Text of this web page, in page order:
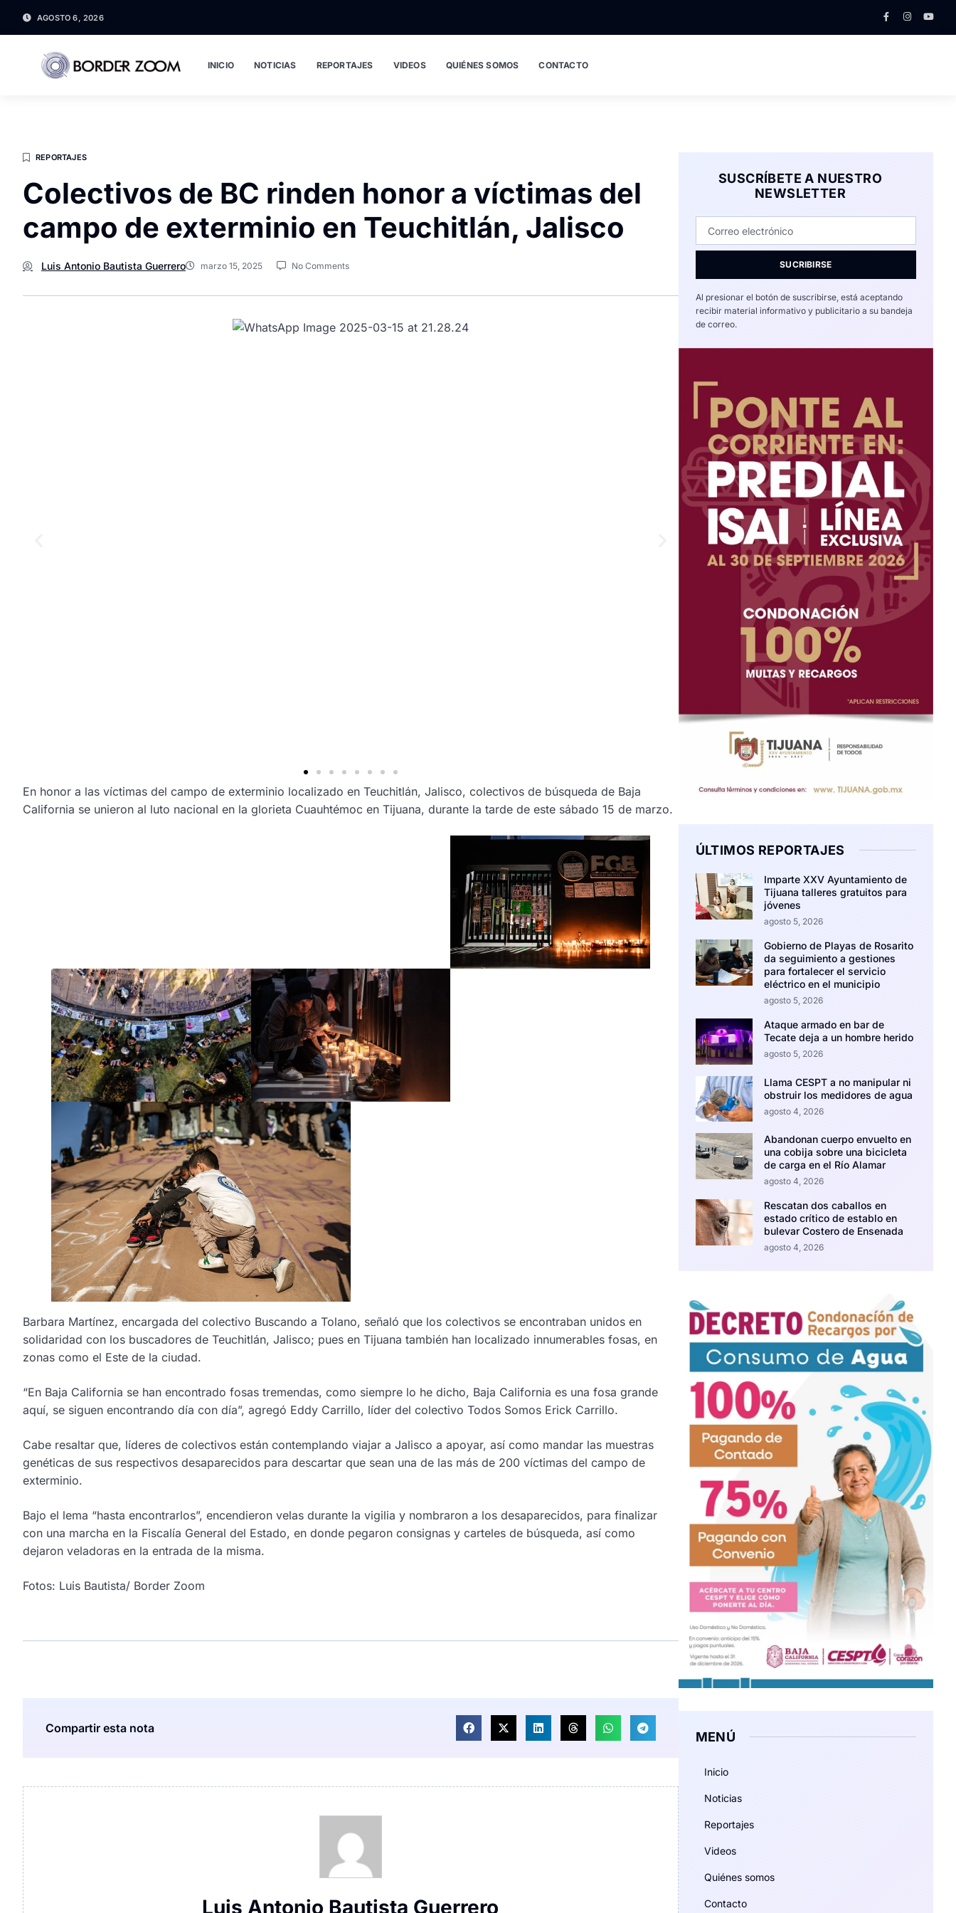
AGOSTO 6, 2026
INICIO NOTICIAS REPORTAJES VIDEOS QUIÉNES SOMOS CONTACTO
REPORTAJES
Colectivos de BC rinden honor a víctimas del
campo de exterminio en Teuchitlán, Jalisco
Luis Antonio Bautista Guerrero marzo 15, 2025 No Comments
En honor a las víctimas del campo de exterminio localizado en Teuchitlán, Jalisco, colectivos de búsqueda de Baja
California se unieron al luto nacional en la glorieta Cuauhtémoc en Tijuana, durante la tarde de este sábado 15 de marzo.
Barbara Martínez, encargada del colectivo Buscando a Tolano, señaló que los colectivos se encontraban unidos en
solidaridad con los buscadores de Teuchitlán, Jalisco; pues en Tijuana también han localizado innumerables fosas, en
zonas como el Este de la ciudad.
“En Baja California se han encontrado fosas tremendas, como siempre lo he dicho, Baja California es una fosa grande
aquí, se siguen encontrando día con día”, agregó Eddy Carrillo, líder del colectivo Todos Somos Erick Carrillo.
Cabe resaltar que, líderes de colectivos están contemplando viajar a Jalisco a apoyar, así como mandar las muestras
genéticas de sus respectivos desaparecidos para descartar que sean una de las más de 200 víctimas del campo de
exterminio.
Bajo el lema “hasta encontrarlos”, encendieron velas durante la vigilia y nombraron a los desaparecidos, para finalizar
con una marcha en la Fiscalía General del Estado, en donde pegaron consignas y carteles de búsqueda, así como
dejaron veladoras en la entrada de la misma.
Fotos: Luis Bautista/ Border Zoom
Compartir esta nota
Luis Antonio Bautista Guerrero
SUSCRÍBETE A NUESTRO
NEWSLETTER
SUCRIBIRSE
Al presionar el botón de suscribirse, está aceptando
recibir material informativo y publicitario a su bandeja
de correo.
ÚLTIMOS REPORTAJES
Imparte XXV Ayuntamiento de
Tijuana talleres gratuitos para
jóvenes
agosto 5, 2026
Gobierno de Playas de Rosarito
da seguimiento a gestiones
para fortalecer el servicio
eléctrico en el municipio
agosto 5, 2026
Ataque armado en bar de
Tecate deja a un hombre herido
agosto 5, 2026
Llama CESPT a no manipular ni
obstruir los medidores de agua
agosto 4, 2026
Abandonan cuerpo envuelto en
una cobija sobre una bicicleta
de carga en el Río Alamar
agosto 4, 2026
Rescatan dos caballos en
estado crítico de establo en
bulevar Costero de Ensenada
agosto 4, 2026
MENÚ
Inicio
Noticias
Reportajes
Videos
Quiénes somos
Contacto